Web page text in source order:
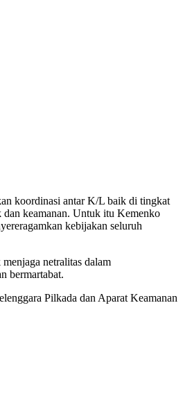
koordinasi antar K/L baik di tingkat
dan keamanan. Untuk itu Kemenko
kebijakan seluruh
netralitas dalam
bermartabat.
Pilkada dan Aparat Keamanan